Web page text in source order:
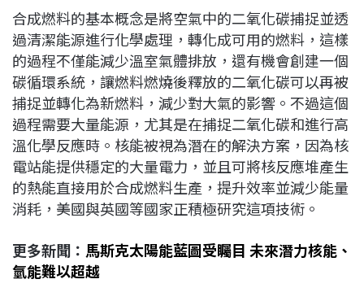
合成燃料的基本概念是將空氣中的二氧化碳捕捉並透
過清潔能源進行化學處理，轉化成可用的燃料，這樣
的過程不僅能減少溫室氣體排放，還有機會創建一個
碳循環系統，讓燃料燃燒後釋放的二氧化碳可以再被
捕捉並轉化為新燃料，減少對大氣的影響。不過這個
過程需要大量能源，尤其是在捕捉二氧化碳和進行高
溫化學反應時。核能被視為潛在的解決方案，因為核
電站能提供穩定的大量電力，並且可將核反應堆產生
的熱能直接用於合成燃料生產，提升效率並減少能量
消耗，美國與英國等國家正積極研究這項技術。
更多新聞： 馬斯克太陽能藍圖受矚目 未來潛力核能、
氫能難以超越